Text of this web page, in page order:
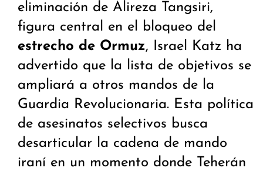
eliminación de Alireza Tangsiri,
figura central en el bloqueo del
estrecho de Ormuz, Israel Katz ha
advertido que la lista de objetivos se
ampliará a otros mandos de la
Guardia Revolucionaria. Esta política
de asesinatos selectivos busca
desarticular la cadena de mando
iraní en un momento donde Teherán